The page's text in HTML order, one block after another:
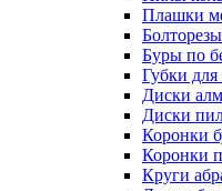
Плашки
Буры по
Губки
Диски
Диски
Коронки
Коронки
Круги